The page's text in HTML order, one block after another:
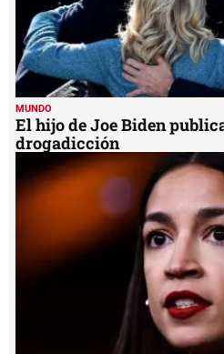
MUNDO
El hijo de Joe Biden
drogadicción